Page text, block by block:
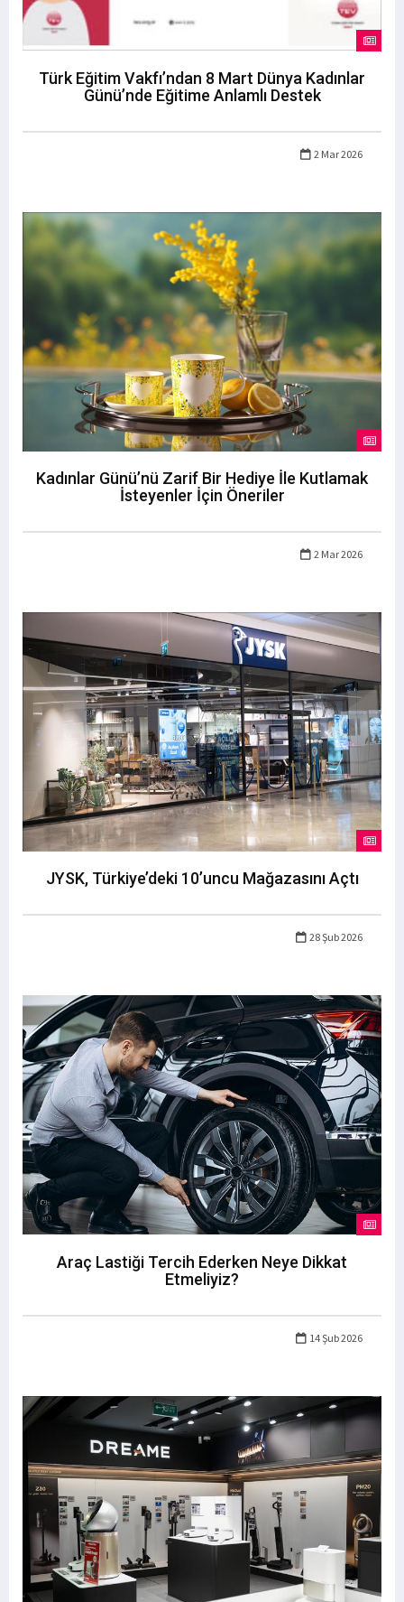
Türk Eğitim Vakfı’ndan 8 Mart Dünya Kadınlar
Günü’nde Eğitime Anlamlı Destek
2 Mar 2026
Kadınlar Günü’nü Zarif Bir Hediye İle Kutlamak
İsteyenler İçin Öneriler
2 Mar 2026
JYSK, Türkiye’deki 10’uncu Mağazasını Açtı
28 Şub 2026
Araç Lastiği Tercih Ederken Neye Dikkat
Etmeliyiz?
14 Şub 2026